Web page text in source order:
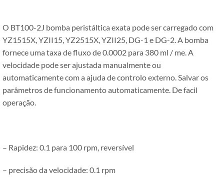
O BT100-2J bomba peristáltica exata pode ser carregado com
YZ1515X, YZII15, YZ2515X, YZII25, DG-1 e DG-2. A bomba
fornece uma taxa de fluxo de 0.0002 para 380 ml / me. A
velocidade pode ser ajustada manualmente ou
automaticamente com a ajuda de controlo externo. Salvar os
parâmetros de funcionamento automaticamente. De facil
operação.
– Rapidez: 0.1 para 100 rpm, reversível
– precisão da velocidade: 0.1 rpm